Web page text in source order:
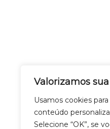
Valorizamos
Usamos cookies
conteúdo
Selecione “OK”, se
Nota Gateway -
Nota Gateway —